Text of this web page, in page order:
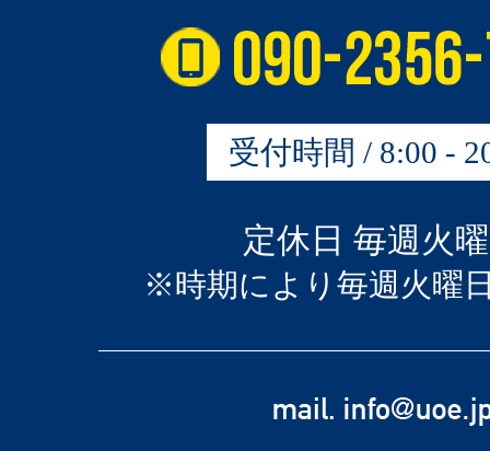
受付時間 / 8:00 -
定休日 毎週火
※時期により毎週火曜